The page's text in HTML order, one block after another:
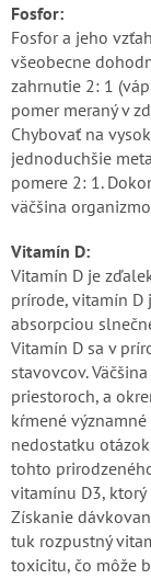
Fosfor:
Fosfor a jeho
všeobecne
zahrnutie 2: 1
pomer meraný v
Chybovať na
jednoduchšie
pomere 2: 1.
väčšina
Vitamín D:
Vitamín D je
prírode, vitamín D
absorpciou
Vitamín D sa v
stavovcov.
priestoroch, a
kŕmené
nedostatku
tohto
vitamínu D3,
Získanie
tuk rozpustný
toxicitu, čo môže